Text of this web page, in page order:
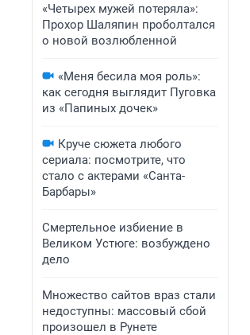
«Четырех мужей потеряла»:
Прохор Шаляпин проболтался
о новой возлюбленной
«Меня бесила моя роль»:
как сегодня выглядит Пуговка
из «Папиных дочек»
Круче сюжета любого
сериала: посмотрите, что
стало с актерами «Санта-
Барбары»
Смертельное избиение в
Великом Устюге: возбуждено
дело
Множество сайтов враз стали
недоступны: массовый сбой
произошел в Рунете